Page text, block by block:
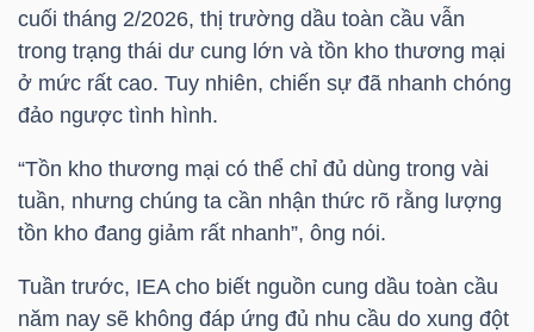
cuối tháng 2/2026, thị trường dầu toàn cầu vẫn
trong trạng thái dư cung lớn và tồn kho thương mại
ở mức rất cao. Tuy nhiên, chiến sự đã nhanh chóng
đảo ngược tình hình.
“Tồn kho thương mại có thể chỉ đủ dùng trong vài
tuần, nhưng chúng ta cần nhận thức rõ rằng lượng
tồn kho đang giảm rất nhanh”, ông nói.
Tuần trước, IEA cho biết nguồn cung dầu toàn cầu
năm nay sẽ không đáp ứng đủ nhu cầu do xung đột
TÀI
CHÍNH
CÁ
NHÂN
PHÂN
VIETSTOCKFINANCE